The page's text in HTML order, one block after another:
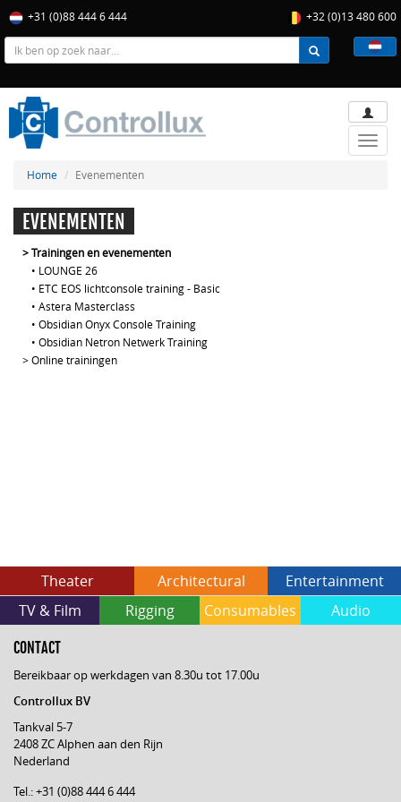
+31 (0)88 444 6 444 +32 (0)13 480 600
Toggle
Home
Evenementen
EVENEMENTEN
>Trainingen en evenementen
• LOUNGE 26
• ETC EOS lichtconsole training - Basic
• Astera Masterclass
• Obsidian Onyx Console Training
• Obsidian Netron Netwerk Training
>Online trainingen
Theater Architectural
Entertainment
TV & Film
Rigging Consumables Audio
CONTACT
Bereikbaar op werkdagen van 8.30u tot 17.00u
Controllux BV
Tankval 5-7
2408 ZC Alphen aan den Rijn
Nederland
Tel.: +31 (0)88 444 6 444